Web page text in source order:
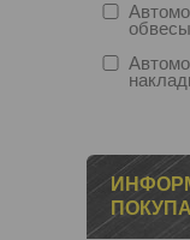
обвесы